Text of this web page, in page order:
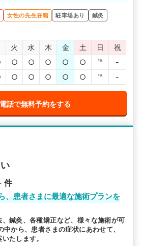
相談しやすいと思います。
女性の先生在籍 駐車場あり
鍼灸
火 水 木 金 土 日
祝
○ ○ ○ ○ ○ ℡
-
○ ○ ○ ○ ○ ℡ -
電話で無料予約をする
件
、患者さまに最適な施術プランを
鍼灸、各種矯正など、様々な施術が可
から、患者さまの症状にあわせて、
たします。